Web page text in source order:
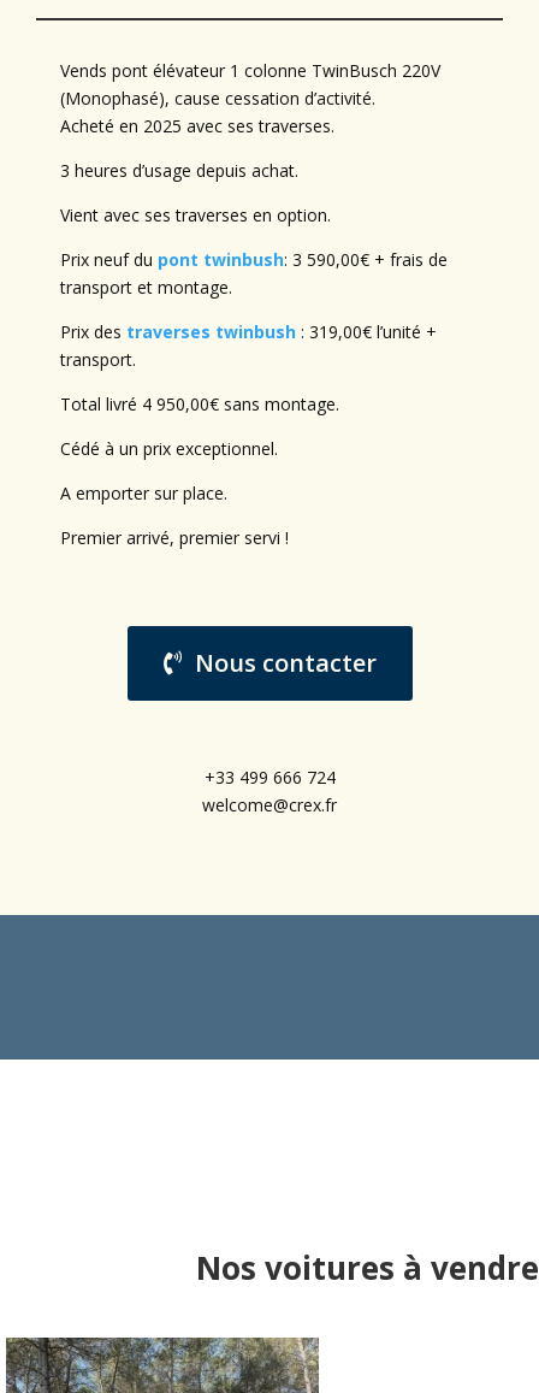
Vends pont élévateur 1 colonne TwinBusch 220V
(Monophasé), cause cessation d’activité.
Acheté en 2025 avec ses traverses.
3 heures d’usage depuis achat.
Vient avec ses traverses en option.
Prix neuf du pont twinbush: 3 590,00€ + frais de
transport et montage.
Prix des traverses twinbush : 319,00€ l’unité +
transport.
Total livré 4 950,00€ sans montage.
Cédé à un prix exceptionnel.
A emporter sur place.
Premier arrivé, premier servi !
Nous contacter
+33 499 666 724‬
welcome@crex.fr
Nos voitures à vendre